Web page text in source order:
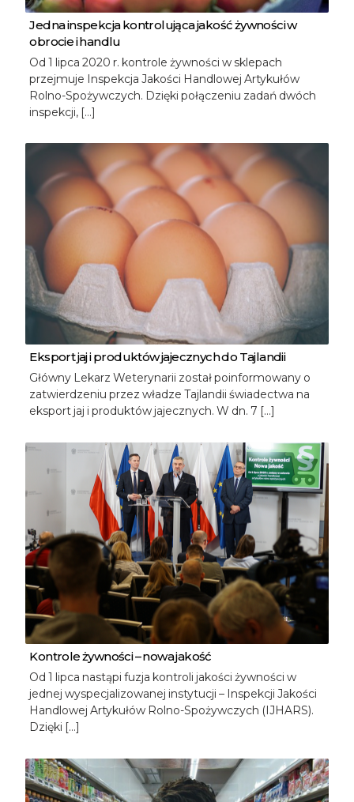
Jedna inspekcja kontrolująca jakość żywności w
obrocie i handlu
Od 1 lipca 2020 r. kontrole żywności w sklepach
przejmuje Inspekcja Jakości Handlowej Artykułów
Rolno-Spożywczych. Dzięki połączeniu zadań dwóch
inspekcji, […]
Eksport jaj i produktów jajecznych do Tajlandii
Główny Lekarz Weterynarii został poinformowany o
zatwierdzeniu przez władze Tajlandii świadectwa na
eksport jaj i produktów jajecznych. W dn. 7 […]
Kontrole żywności – nowa jakość
Od 1 lipca nastąpi fuzja kontroli jakości żywności w
jednej wyspecjalizowanej instytucji – Inspekcji Jakości
Handlowej Artykułów Rolno-Spożywczych (IJHARS).
Dzięki […]